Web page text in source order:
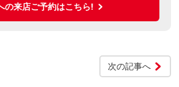
の来店ご予約はこちら!
次の記事へ